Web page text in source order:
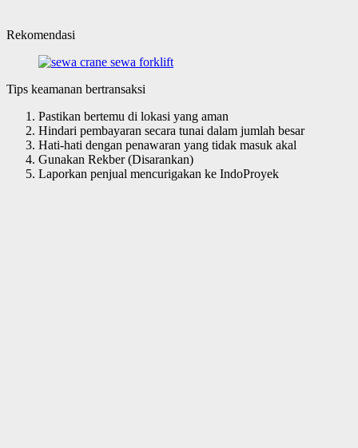
Rekomendasi
Tips keamanan bertransaksi
Pastikan bertemu di lokasi yang aman
Hindari pembayaran secara tunai dalam jumlah besar
Hati-hati dengan penawaran yang tidak masuk akal
Gunakan Rekber (Disarankan)
Laporkan penjual mencurigakan ke IndoProyek